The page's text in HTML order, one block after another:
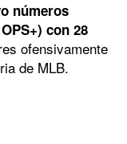
números
con 28
ofensivamente
de MLB.